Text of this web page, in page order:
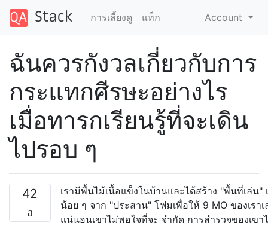
การเลี้ยงดู แท็ก Account
ฉันควรกังวลเกี่ยวกับการ
กระแทกศีรษะอย่างไร
เมื่อทารกเรียนรู้ที่จะเดิน
ไปรอบ ๆ
42
เรามีพื้นไม้เนื้อแข็งในบ้านและได้สร้าง "พื้นที่เล่น"
น้อย ๆ จาก "ประสาน" โฟมเพื่อให้ 9 MO ของเราเ
แน่นอนเขาไม่พอใจที่จะ จำกัด การสำรวจของเขา